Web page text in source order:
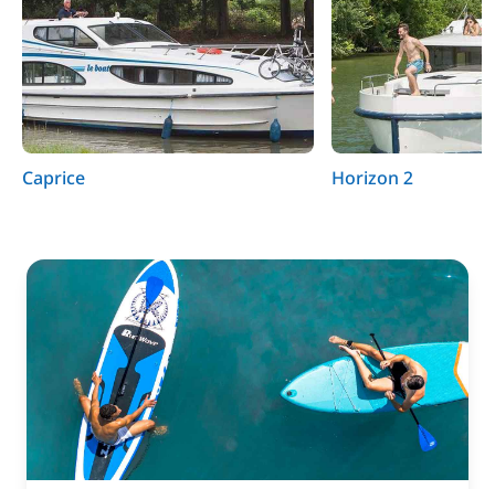
Caprice Horizon 2